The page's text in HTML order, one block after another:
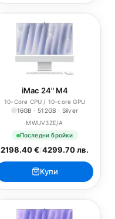
iMac 24" M4
10-Core CPU / 10-core GPU
16GB · 512GB · Silver
MWUV3ZE/A
Последни бройки
2198.40 €/4299.70 лв.
Купи